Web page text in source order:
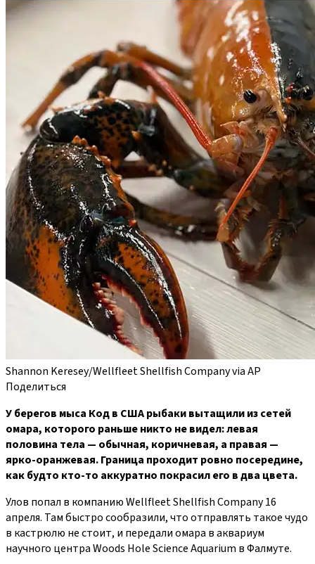
Shannon Keresey/Wellfleet Shellfish Company via AP
Поделиться
У берегов мыса Код в США рыбаки вытащили из сетей
омара, которого раньше никто не видел: левая
половина тела — обычная, коричневая, а правая —
ярко-оранжевая. Граница проходит ровно посередине,
как будто кто-то аккуратно покрасил его в два цвета.
Улов попал в компанию Wellfleet Shellfish Company 16
апреля. Там быстро сообразили, что отправлять такое чудо
в кастрюлю не стоит, и передали омара в аквариум
научного центра Woods Hole Science Aquarium в Фалмуте.